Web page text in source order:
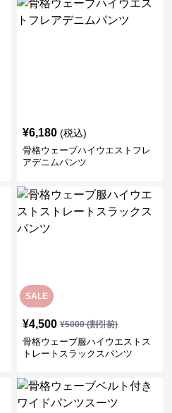
¥6,180 (税込)
骨格ウェーブハイウエストフレ
アデニムパンツ
SALE
¥4,500 ¥5000(割引前)
骨格ウェーブ服ハイウエストス
トレートスラックスパンツ